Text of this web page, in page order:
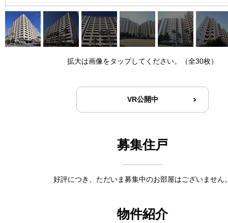
拡大は画像をタップしてください。（全30枚）
VR公開中
募集住戸
好評につき、ただいま募集中のお部屋はございません
物件紹介